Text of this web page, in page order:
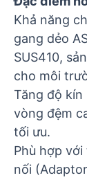
Khả năng
gang dẻo
SUS410,
cho môi
Tăng độ kín
vòng đệm
tối ưu.
Phù hợp với
nối